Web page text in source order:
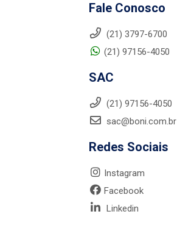
Fale Conosco
(21) 3797-6700
(21) 97156-4050
SAC
(21) 97156-4050
sac@boni.com.br
Redes Sociais
Instagram
Facebook
Linkedin